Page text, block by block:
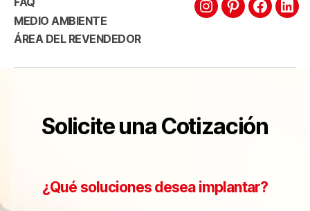
MEDIO AMBIENTE
ÁREA DEL REVENDEDOR
Solicite una Cotización
¿Qué soluciones desea implantar?